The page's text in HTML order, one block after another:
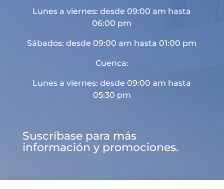
Lunes a viernes: desde 09:00 am hasta
06:00 pm
Sábados: desde 09:00 am hasta 01:00 pm
Cuenca:
Lunes a viernes: desde 09:00 am hasta
05:30 pm
Suscríbase para más
información y promociones.